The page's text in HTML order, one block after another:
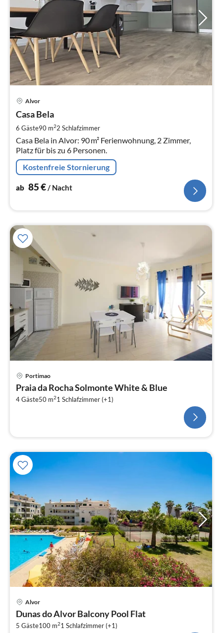
Alvor
Casa Bela
6 Gäste90 m22 Schlafzimmer
Casa Bela in Alvor: 90 m² Ferienwohnung, 2 Zimmer,
Platz für bis zu 6 Personen.
Kostenfreie Stornierung
ab 85€/ Nacht
Portimao
Praia da Rocha Solmonte White & Blue
4 Gäste50 m21 Schlafzimmer (+1)
Alvor
Dunas do Alvor Balcony Pool Flat
5 Gäste100 m21 Schlafzimmer (+1)